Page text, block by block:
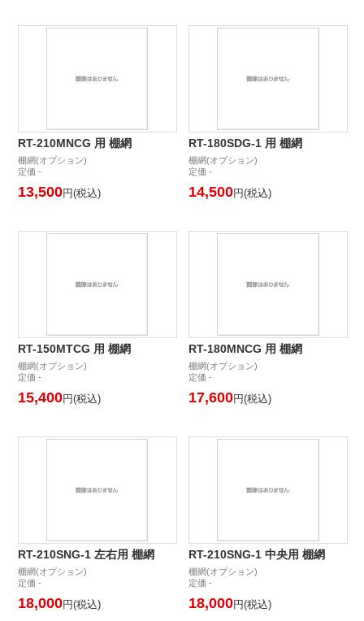
RT-210MNCG 用 棚網
棚網(オプション)
定価 -
13,500円(税込)
RT-180SDG-1 用 棚網
棚網(オプション)
定価 -
14,500円(税込)
RT-150MTCG 用 棚網
棚網(オプション)
定価 -
15,400円(税込)
RT-180MNCG 用 棚網
棚網(オプション)
定価 -
17,600円(税込)
RT-210SNG-1 左右用 棚網
棚網(オプション)
定価 -
18,000円(税込)
RT-210SNG-1 中央用 棚網
棚網(オプション)
定価 -
18,000円(税込)